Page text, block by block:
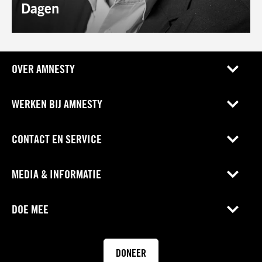
Dagen
OVER AMNESTY
WERKEN BIJ AMNESTY
CONTACT EN SERVICE
MEDIA & INFORMATIE
DOE MEE
DONEER